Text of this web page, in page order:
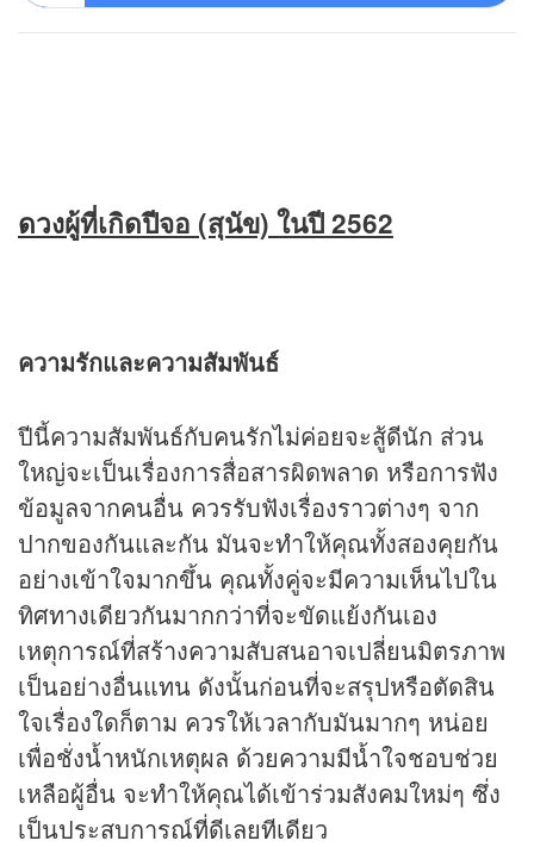
ดวงผู้ที่เกิดปีจอ (สุนัข) ในปี 2562
ความรักและความสัมพันธ์
ปีนี้ความสัมพันธ์กับคนรักไม่ค่อยจะสู้ดีนัก ส่วน
ใหญ่จะเป็นเรื่องการสื่อสารผิดพลาด หรือการฟัง
ข้อมูลจากคนอื่น ควรรับฟังเรื่องราวต่างๆ จาก
ปากของกันและกัน มันจะทำให้คุณทั้งสองคุยกัน
อย่างเข้าใจมากขึ้น คุณทั้งคู่จะมีความเห็นไปใน
ทิศทางเดียวกันมากกว่าที่จะขัดแย้งกันเอง
เหตุการณ์ที่สร้างความสับสนอาจเปลี่ยนมิตรภาพ
เป็นอย่างอื่นแทน ดังนั้นก่อนที่จะสรุปหรือตัดสิน
ใจเรื่องใดก็ตาม ควรให้เวลากับมันมากๆ หน่อย
เพื่อชั่งน้ำหนักเหตุผล ด้วยความมีน้ำใจชอบช่วย
เหลือผู้อื่น จะทำให้คุณได้เข้าร่วมสังคมใหม่ๆ ซึ่ง
เป็นประสบการณ์ที่ดีเลยทีเดียว